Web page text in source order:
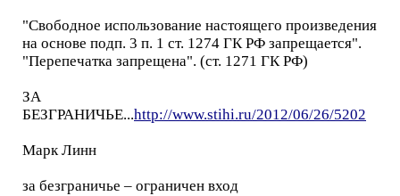
"Свободное использование настоящего произведения
на основе подп. 3 п. 1 ст. 1274 ГК РФ запрещается".
"Перепечатка запрещена". (ст. 1271 ГК РФ)
ЗА
БЕЗГРАНИЧЬЕ...http://www.stihi.ru/2012/06/26/5202
Марк Линн
за безграничье – ограничен вход